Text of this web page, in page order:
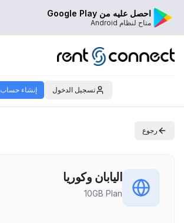
احصل عليه من Google Play
متاح لنظام Android
تسجيل الدخول إنشاء حساب
رجوع
اليابان وكوريا
10GB Plan